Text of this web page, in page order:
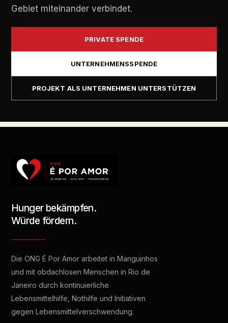
Gebiet miteinander verbindet.
PRIVATE SPENDE
UNTERNEHMENSSPENDE
PROJEKT ALS UNTERNEHMEN UNTERSTÜTZEN
Hunger bekämpfen.
Würde fördern.
Die ONG É Por Amor arbeitet in Manguinhos
und mit obdachlosen Menschen in Rio de
Janeiro durch kontinuierliche
Lebensmittelhilfe, Nothilfe und Initiativen
gegen Lebensmittelverschwendung.